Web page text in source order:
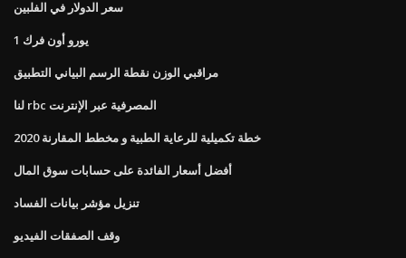
سعر الدولار في الفلبين
1 يورو أون فرك
مراقبي الوزن نقطة الرسم البياني التطبيق
لنا rbc المصرفية عبر الإنترنت
خطة تكميلية للرعاية الطبية و مخطط المقارنة 2020
أفضل أسعار الفائدة على حسابات سوق المال
تنزيل مؤشر بيانات الفساد
وقف الصفقات الفيديو